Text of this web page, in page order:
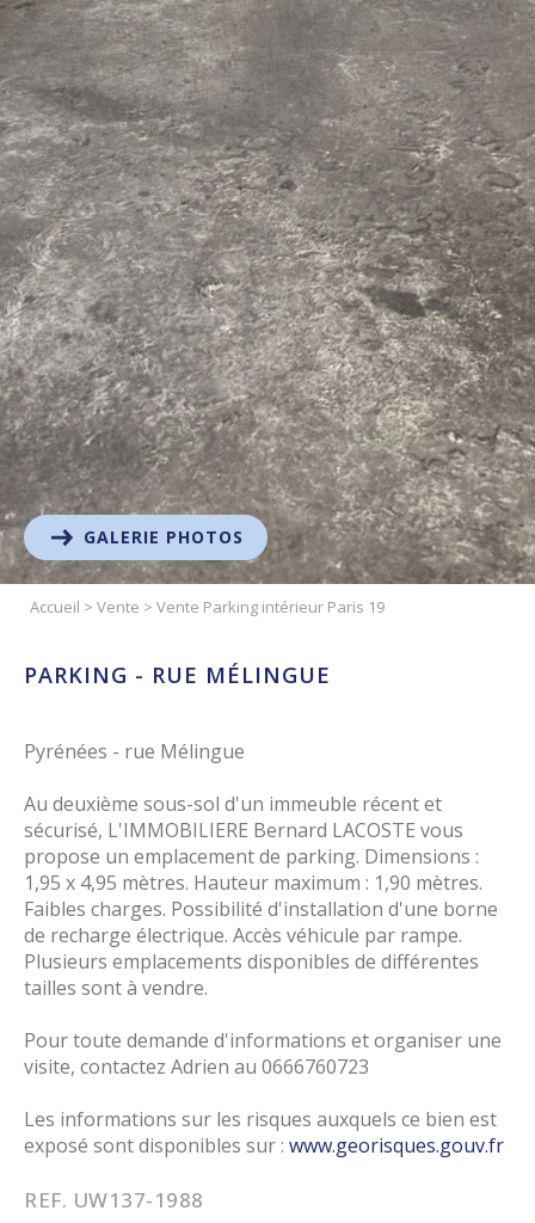
GALERIE PHOTOS
Accueil > Vente > Vente Parking intérieur Paris 19
PARKING - RUE MÉLINGUE
Pyrénées - rue Mélingue
Au deuxième sous-sol d'un immeuble récent et
sécurisé, L'IMMOBILIERE Bernard LACOSTE vous
propose un emplacement de parking. Dimensions :
1,95 x 4,95 mètres. Hauteur maximum : 1,90 mètres.
Faibles charges. Possibilité d'installation d'une borne
de recharge électrique. Accès véhicule par rampe.
Plusieurs emplacements disponibles de différentes
tailles sont à vendre.
Pour toute demande d'informations et organiser une
visite, contactez Adrien au 0666760723
Les informations sur les risques auxquels ce bien est
exposé sont disponibles sur : www.georisques.gouv.fr
REF. UW137-1988